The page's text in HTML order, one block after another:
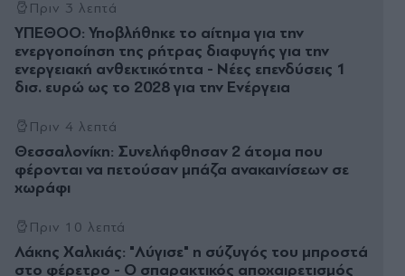
Πριν 3 λεπτά
ΥΠΕΘΟΟ: Υποβλήθηκε το αίτημα για την
ενεργοποίηση της ρήτρας διαφυγής για την
ενεργειακή ανθεκτικότητα - Νέες επενδύσεις 1
δισ. ευρώ ως το 2028 για την Ενέργεια
Πριν 4 λεπτά
Θεσσαλονίκη: Συνελήφθησαν 2 άτομα που
φέρονται να πετούσαν μπάζα ανακαινίσεων σε
χωράφι
Πριν 10 λεπτά
Λάκης Χαλκιάς: "Λύγισε" η σύζυγός του μπροστά
στο φέρετρο - Ο σπαρακτικός αποχαιρετισμός